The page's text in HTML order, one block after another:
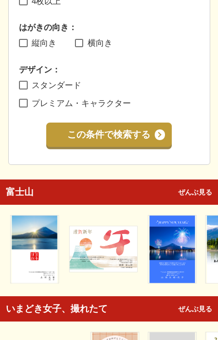
はがきの向き：
縦向き
横向き
デザイン：
スタンダード
プレミアム・キャラクター
この条件で検索する
富士山 ぜんぶ見る
いまどき女子、撮れたて ぜんぶ見る